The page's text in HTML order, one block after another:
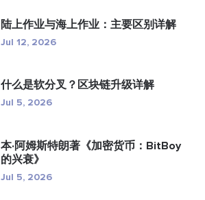
陆上作业与海上作业：主要区别详解
Jul 12, 2026
什么是软分叉？区块链升级详解
Jul 5, 2026
本·阿姆斯特朗著《加密货币：BitBoy
的兴衰》
Jul 5, 2026